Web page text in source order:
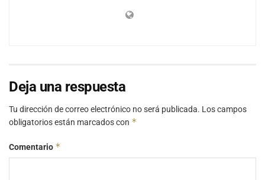
Deja una respuesta
Tu dirección de correo electrónico no será publicada. Los campos
obligatorios están marcados con *
Comentario *